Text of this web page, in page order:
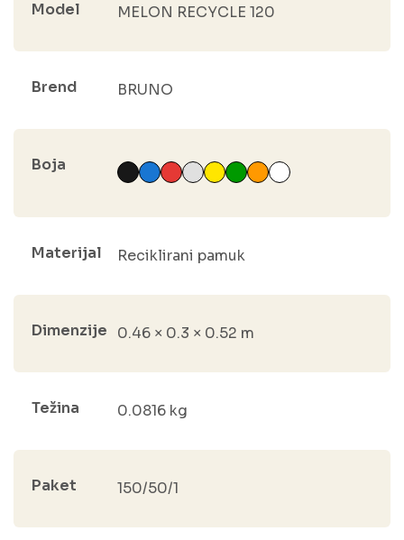
Model MELON RECYCLE 120
Brend BRUNO
Boja
Materijal Reciklirani pamuk
Dimenzije 0.46 × 0.3 × 0.52 m
Težina 0.0816 kg
Paket 150/50/1